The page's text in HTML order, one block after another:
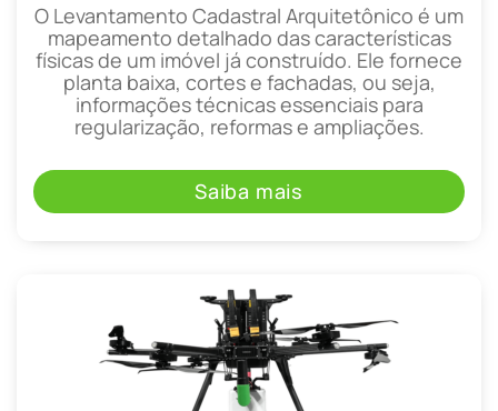
O Levantamento Cadastral Arquitetônico é um
mapeamento detalhado das características
físicas de um imóvel já construído. Ele fornece
planta baixa, cortes e fachadas, ou seja,
informações técnicas essenciais para
regularização, reformas e ampliações.
Saiba mais